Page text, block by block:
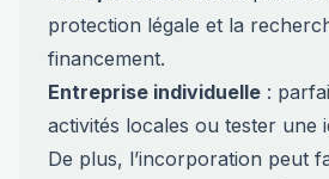
protection légale et la
financement.
Entreprise individuelle :
activités locales ou tester une
De plus, l’incorporation peut